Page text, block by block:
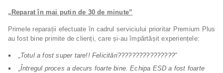
„Reparat în mai puțin de 30 de minute”
Primele reparații efectuate în cadrul serviciului prioritar Premium Plus
au fost bine primite de clienți, care și-au împărtășit experiențele:
„Totul a fost super tare!! Felicitări????????????????”
„Întregul proces a decurs foarte bine. Echipa ESD a fost foarte